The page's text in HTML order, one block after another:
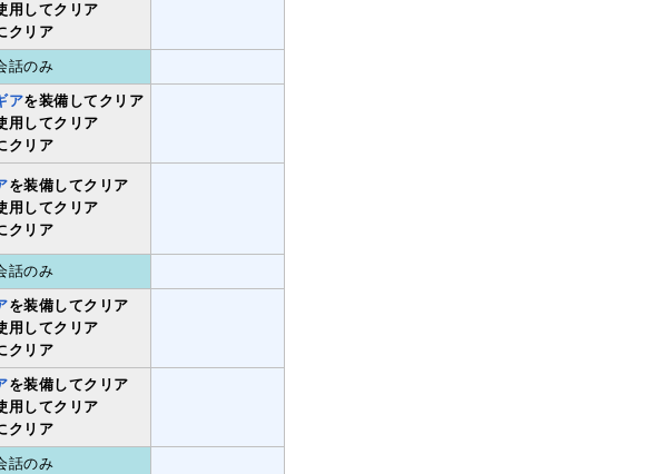
用してクリア
クリア
話のみ
アを装備してクリア
用してクリア
クリア
を装備してクリア
用してクリア
クリア
話のみ
を装備してクリア
用してクリア
クリア
を装備してクリア
用してクリア
クリア
話のみ